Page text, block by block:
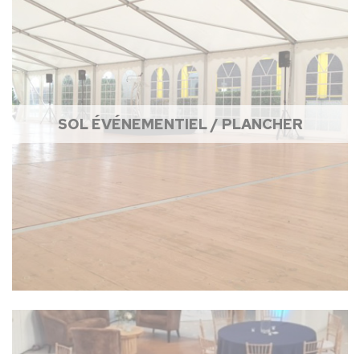
SOL ÉVÉNEMENTIEL / PLANCHER